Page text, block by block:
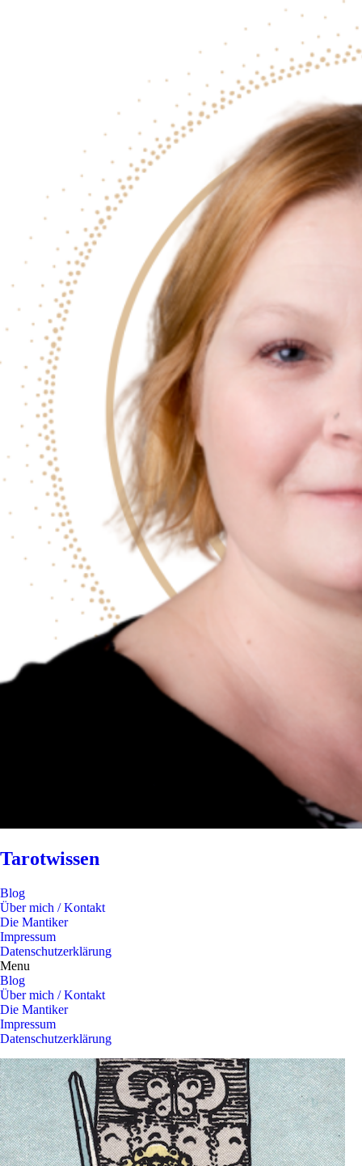
Tarotwissen
Blog
Über mich / Kontakt
Die Mantiker
Impressum
Datenschutzerklärung
Menu
Blog
Über mich / Kontakt
Die Mantiker
Impressum
Datenschutzerklärung